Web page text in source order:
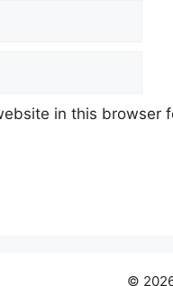
in this browser
©